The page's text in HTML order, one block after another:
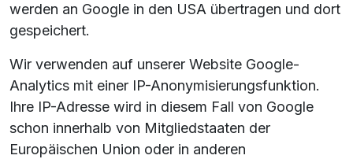
werden an Google in den USA übertragen und dort
gespeichert.
Wir verwenden auf unserer Website Google-
Analytics mit einer IP-Anonymisierungsfunktion.
Ihre IP-Adresse wird in diesem Fall von Google
schon innerhalb von Mitgliedstaaten der
Europäischen Union oder in anderen